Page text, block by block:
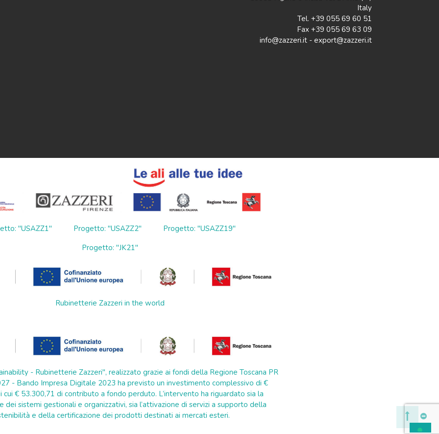
Italy
Tel. +39 055 69 60 51
Fax +39 055 69 63 09
info@zazzeri.it - export@zazzeri.it
"USAZZ1" Progetto: "USAZZ2"
Progetto: "USAZZ19"
Progetto: "JK21"
Rubinetterie Zazzeri in the world
- Rubinetterie Zazzeri", realizzato grazie ai fondi della Regione Toscana PR
- Bando Impresa Digitale 2023 ha previsto un investimento complessivo di €
cui € 53.300,71 di contributo a fondo perduto. L’intervento ha riguardato sia la
dei sistemi gestionali e organizzativi, sia l’attivazione di servizi a supporto della
e della certificazione dei prodotti destinati ai mercati esteri.